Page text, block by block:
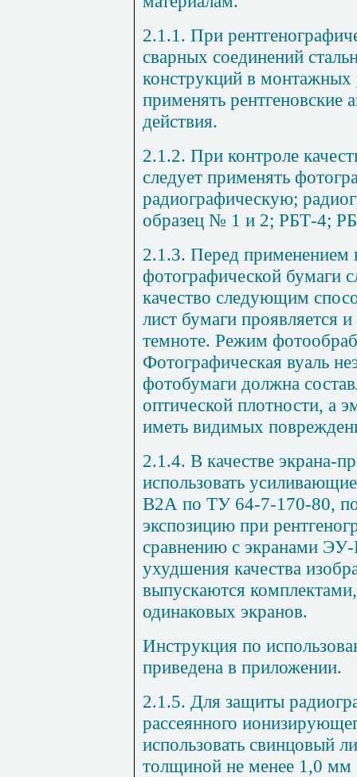
2.1.1. При
сварных соединений
конструкций в монтажных
применять рентгеновские
действия.
2.1.2. При контроле
следует применять
радиографическую;
образец № 1 и 2; РБТ-4;
2.1.3. Перед применением
фотографической бумаги
качество следующим
лист бумаги проявляется
темноте. Режим
Фотографическая вуаль
фотобумаги должна
оптической плотности, а
иметь видимых
2.1.4. В качестве экрана-
использовать
В2А по ТУ 64-7-170-80,
экспозицию при
сравнению с экранами
ухудшения качества
выпускаются
одинаковых экранов.
Инструкция по
приведена в приложении.
2.1.5. Для защиты
рассеянного
использовать свинцовый
толщиной не менее 1,0